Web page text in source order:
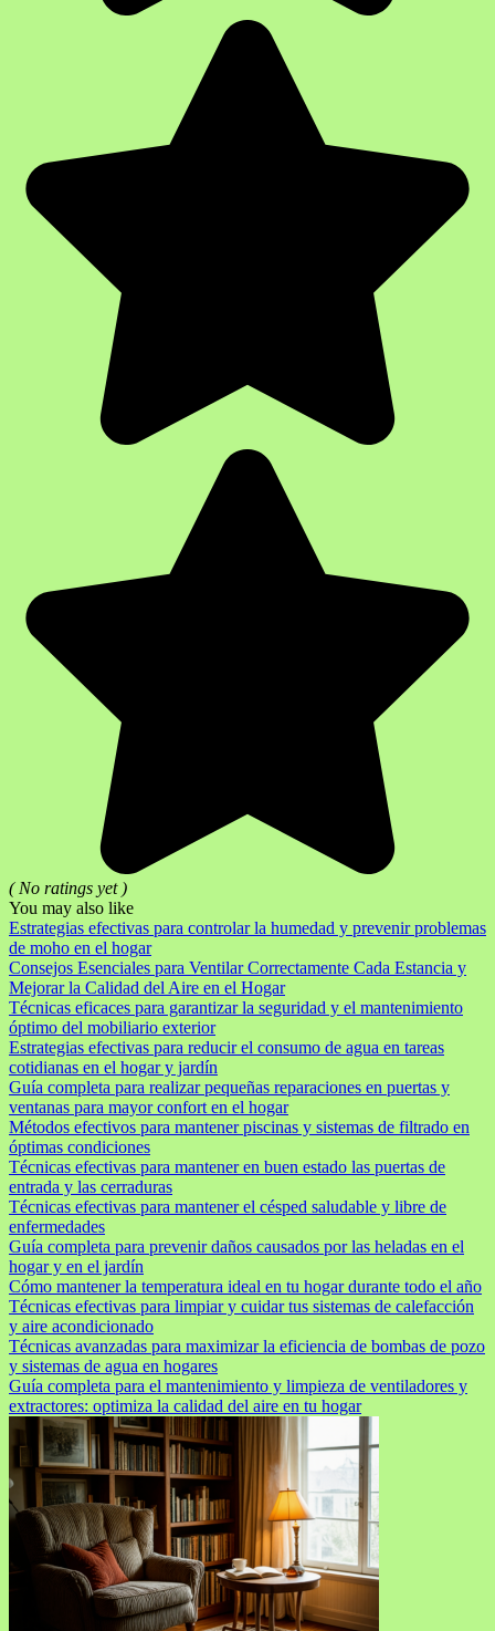
( No ratings yet )
You may also like
Estrategias efectivas para controlar la humedad y prevenir problemas
de moho en el hogar
Consejos Esenciales para Ventilar Correctamente Cada Estancia y
Mejorar la Calidad del Aire en el Hogar
Técnicas eficaces para garantizar la seguridad y el mantenimiento
óptimo del mobiliario exterior
Estrategias efectivas para reducir el consumo de agua en tareas
cotidianas en el hogar y jardín
Guía completa para realizar pequeñas reparaciones en puertas y
ventanas para mayor confort en el hogar
Métodos efectivos para mantener piscinas y sistemas de filtrado en
óptimas condiciones
Técnicas efectivas para mantener en buen estado las puertas de
entrada y las cerraduras
Técnicas efectivas para mantener el césped saludable y libre de
enfermedades
Guía completa para prevenir daños causados por las heladas en el
hogar y en el jardín
Cómo mantener la temperatura ideal en tu hogar durante todo el año
Técnicas efectivas para limpiar y cuidar tus sistemas de calefacción
y aire acondicionado
Técnicas avanzadas para maximizar la eficiencia de bombas de pozo
y sistemas de agua en hogares
Guía completa para el mantenimiento y limpieza de ventiladores y
extractores: optimiza la calidad del aire en tu hogar